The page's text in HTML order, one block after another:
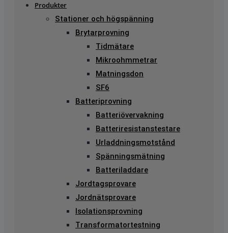
Produkter
Stationer och högspänning
Brytarprovning
Tidmätare
Mikroohmmetrar
Matningsdon
SF6
Batteriprovning
Batteriövervakning
Batteriresistanstestare
Urladdningsmotstånd
Spänningsmätning
Batteriladdare
Jordtagsprovare
Jordnätsprovare
Isolationsprovning
Transformatortestning